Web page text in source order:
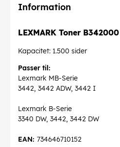
Information
LEXMARK Toner
Kapacitet: 1.500 sider
Passer til:
Lexmark MB-Serie
3442, 3442 ADW, 3442 I
Lexmark B-Serie
3340 DW, 3442, 3442 DW
734646710152
EAN: